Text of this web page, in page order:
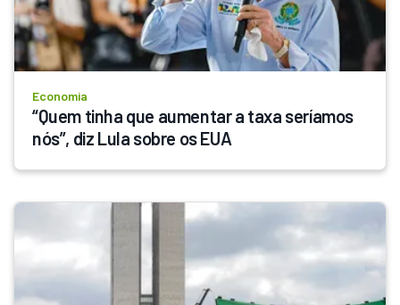
Economia
“Quem tinha que aumentar a taxa seríamos
nós”, diz Lula sobre os EUA